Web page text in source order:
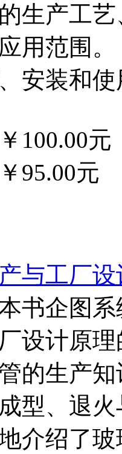
生产工
用范围
安装和
￥100.00元
￥95.00元
与工厂设
书企图
设计原
的生产
型、退
介绍了